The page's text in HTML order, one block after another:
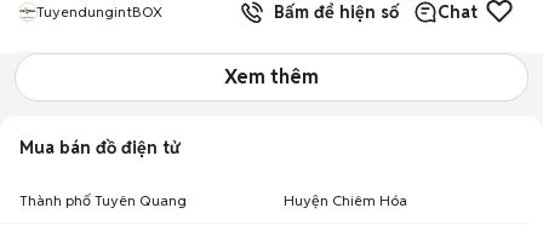
TuyendungintBOX Bấm để hiện số Chat
Xem thêm
Mua bán đồ điện tử
Thành phố Tuyên Quang Huyện Chiêm Hóa